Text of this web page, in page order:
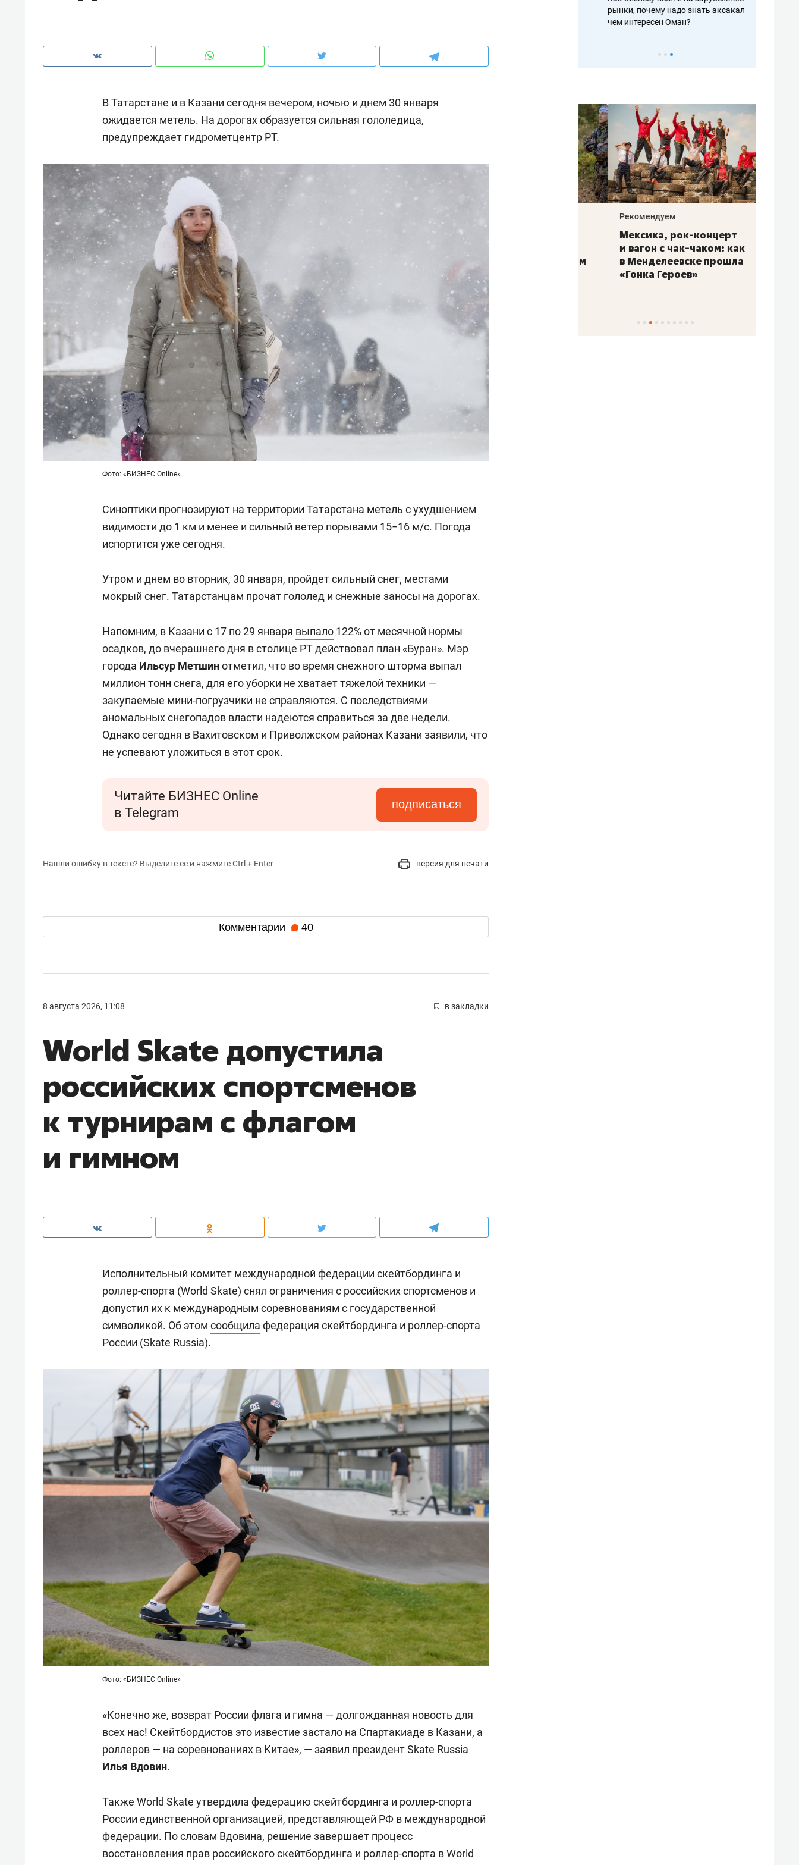
В Татарстане и в Казани сегодня вечером, ночью и днем 30 января
ожидается метель. На дорогах образуется сильная гололедица,
предупреждает гидрометцентр РТ.
Фото: «БИЗНЕС Online»
Синоптики прогнозируют на территории Татарстана метель с ухудшением
видимости до 1 км и менее и сильный ветер порывами 15−16 м/с. Погода
испортится уже сегодня.
Утром и днем во вторник, 30 января, пройдет сильный снег, местами
мокрый снег. Татарстанцам прочат гололед и снежные заносы на дорогах.
Напомним, в Казани с 17 по 29 января выпало 122% от месячной нормы
осадков, до вчерашнего дня в столице РТ действовал план «Буран». Мэр
города Ильсур Метшинотметил, что во время снежного шторма выпал
миллион тонн снега, для его уборки не хватает тяжелой техники —
закупаемые мини-погрузчики не справляются. С последствиями
аномальных снегопадов власти надеются справиться за две недели.
Однако сегодня в Вахитовском и Приволжском районах Казани заявили, что
не успевают уложиться в этот срок.
Читайте БИЗНЕС Online
в Telegram
подписаться
Нашли ошибку в тексте? Выделите ее и нажмите Ctrl + Enter версия для печати
Комментарии 40
8 августа 2026, 11:08 в закладки
World Skate допустила
российских спортсменов
к турнирам с флагом
и гимном
Исполнительный комитет международной федерации скейтбординга и
роллер-спорта (World Skate) снял ограничения с российских спортсменов и
допустил их к международным соревнованиям с государственной
символикой. Об этом сообщила федерация скейтбординга и роллер-спорта
России (Skate Russia).
Фото: «БИЗНЕС Online»
«Конечно же, возврат России флага и гимна — долгожданная новость для
всех нас! Скейтбордистов это известие застало на Спартакиаде в Казани, а
роллеров — на соревнованиях в Китае», — заявил президент Skate Russia
Илья Вдовин.
Также World Skate утвердила федерацию скейтбординга и роллер-спорта
России единственной организацией, представляющей РФ в международной
федерации. По словам Вдовина, решение завершает процесс
восстановления прав российского скейтбординга и роллер-спорта в World
рынки, почему надо знать аксакалов и
чем интересен Оман?
Рекомендуем
Как ГК «МИР ГРУПП» и ВТБ
создают оазис жилого
комфорта под Казанью
ID вместо ключа: какой будет
безопасность в ЖК «Нова»
Опыт выживания в дикой
состоянием как основа
антихрупких команд
Рекомендуем
Мексика, рок-концерт
и вагон с чак-чаком: как
в Менделеевске прошла
«Гонка Героев»